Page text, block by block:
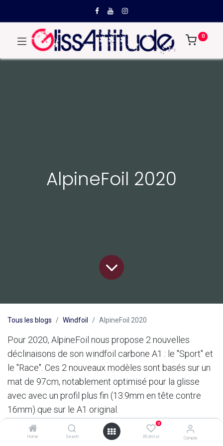
Home Search
0
Wishlist Compte
0
AlpineFoil 2020
Tous les blogs Windfoil AlpineFoil 2020
Pour 2020, AlpineFoil nous propose 2 nouvelles
déclinaisons de son windfoil carbone A1 : le "Sport" et
le "Race". Ces 2 nouveaux modèles sont basés sur un
mat de 97cm, notablement optimisé pour la glisse
avec avec un profil plus fin (13.9mm en tête contre
16mm) que sur le A1 original.
Sur ces 2 modèles, l'échantillonnage a été revu par